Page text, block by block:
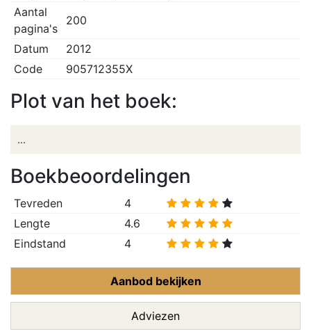
Aantal
pagina's
200
Datum
2012
Code
905712355X
Plot van het boek:
...
Boekbeoordelingen
Tevreden
4
Lengte
4.6
Eindstand
4
Aanbod bekijken
Adviezen